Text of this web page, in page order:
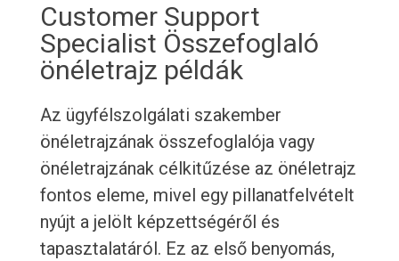
Customer Support
Specialist Összefoglaló
önéletrajz példák
Az ügyfélszolgálati szakember
önéletrajzának összefoglalója vagy
önéletrajzának célkitűzése az önéletrajz
fontos eleme, mivel egy pillanatfelvételt
nyújt a jelölt képzettségéről és
tapasztalatáról. Ez az első benyomás,